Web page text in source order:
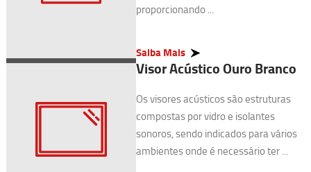
proporcionando ...
Saiba Mais
Visor Acústico Ouro Branco
Os visores acústicos são estruturas
compostas por vidro e isolantes
sonoros, sendo indicados para vários
ambientes onde é necessário ter ...